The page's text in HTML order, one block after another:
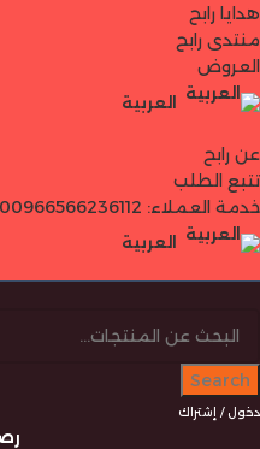
هدايا رابح
منتدى رابح
العروض
العربية
عن رابح
تتبع الطلب
خدمة العملاء: 00966566236112
العربية
Search
دخول / إشتراك